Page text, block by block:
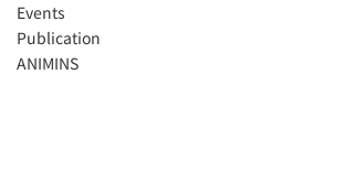
Events
Publication
ANIMINS